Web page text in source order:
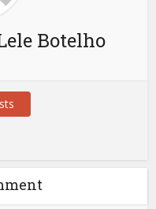
Botelho